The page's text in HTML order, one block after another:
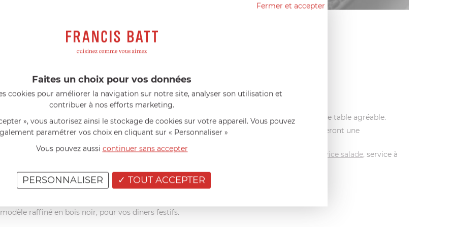
ses teintes douces qui sont moulées dans une forme cylindrique lisse créant un univers de table agréable.
eninox 18/10et leur virolle en laiton décolletée, chromée, les couverts Conty vous apporteront une
poisson, gâteau et pièces de service telles quepelle à tarte service salade, service à
raffiné en bois noir, pour vos dîners festifs.
Fermer et accepter
Faites un choix pour vos données
cookies pour améliorer la navigation sur notre site, analyser son utilisation et
contribuer à nos efforts marketing.
», vous autorisez ainsi le stockage de cookies sur votre appareil. Vous pouvez
paramétrer vos choix en cliquant sur « Personnaliser »
Vous pouvez aussi continuer sans accepter
TOUT ACCEPTER
PERSONNALISER